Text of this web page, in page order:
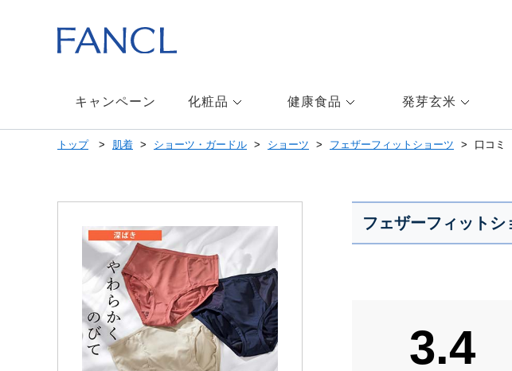
メ
キャンペーン 化粧品 健康食品 発芽玄米
トップ 肌着 ショーツ・ガードル ショーツ フェザーフィットショーツ 口コミ
フェザーフィットシ
3.4